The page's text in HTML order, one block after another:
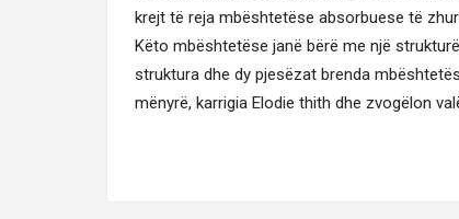
krejt të reja mbështetëse absorbuese të
Këto mbështetëse janë bërë me një
struktura dhe dy pjesëzat brenda
mënyrë, karrigia Elodie thith dhe zvogëlon